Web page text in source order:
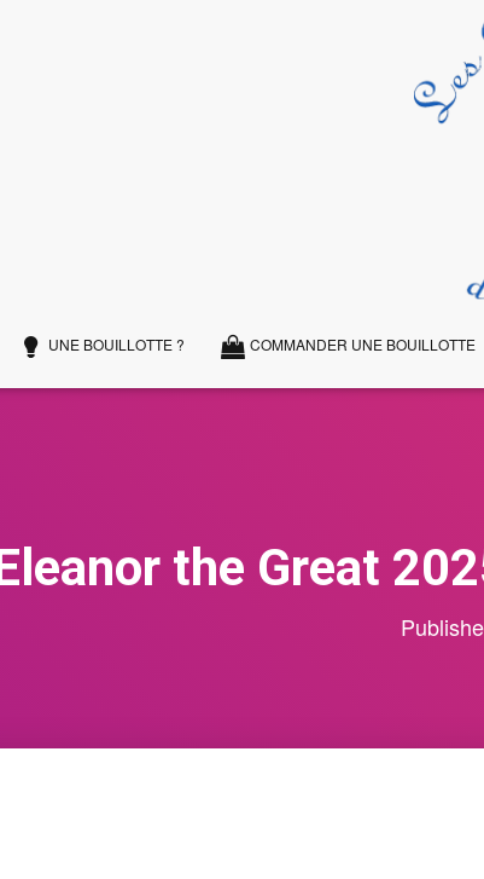
UNE BOUILLOTTE ? COMMANDER UNE BOUILLOTTE
the Great